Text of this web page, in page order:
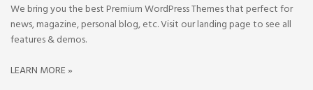
We bring you the best Premium WordPress Themes that perfect for
news, magazine, personal blog, etc. Visit our landing page to see all
features & demos.
LEARN MORE »